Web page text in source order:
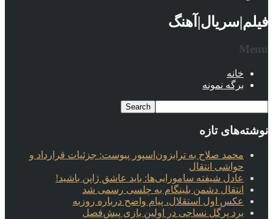
فیلم|سریال|آهنگ
Menu
خانه
برگه نمونه
نوشته‌های تازه
محمد صلاح به ترابزون‌اسپور پیوست: جزئیات قرارداد و
حواشی انتقال
عادل شیفته سامورایی‌ها: باید عاشق ژاپن باشید!
انتقال دشمن بلینگام به چلسی رسمی شد
عکس اول استقلال، پیام واضح درباره روزبه
برد پرگل نساجی در اولین بازی پیش‌فصل